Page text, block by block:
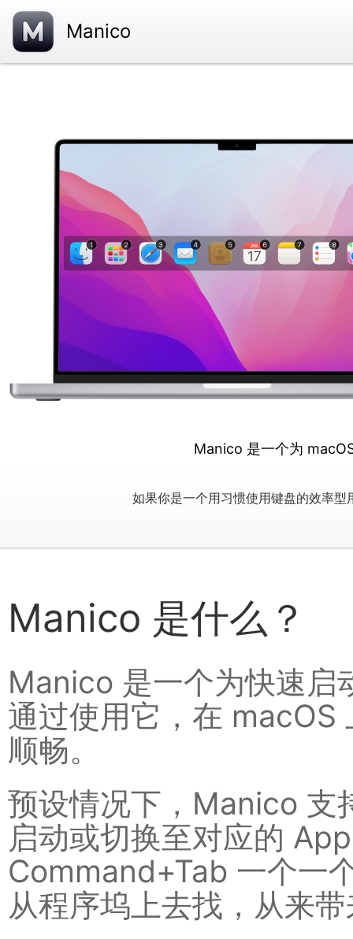
Manico
Manico 是一个为
如果你是一个用习惯使用键盘的效率
Manico 是什么？
Manico 是一个为快速启
通过使用它，在 macOS
顺畅。
预设情况下，Manico 支
启动或切换至对应的
Command+Tab 一个一
从程序坞上去找，从来